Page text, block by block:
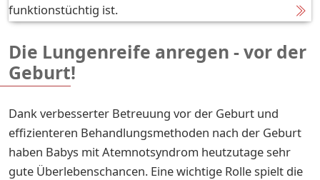
funktionstüchtig ist.
Die Lungenreife anregen - vor der
Geburt!
Dank verbesserter Betreuung vor der Geburt und
effizienteren Behandlungsmethoden nach der Geburt
haben Babys mit Atemnotsyndrom heutzutage sehr
gute Überlebenschancen. Eine wichtige Rolle spielt die